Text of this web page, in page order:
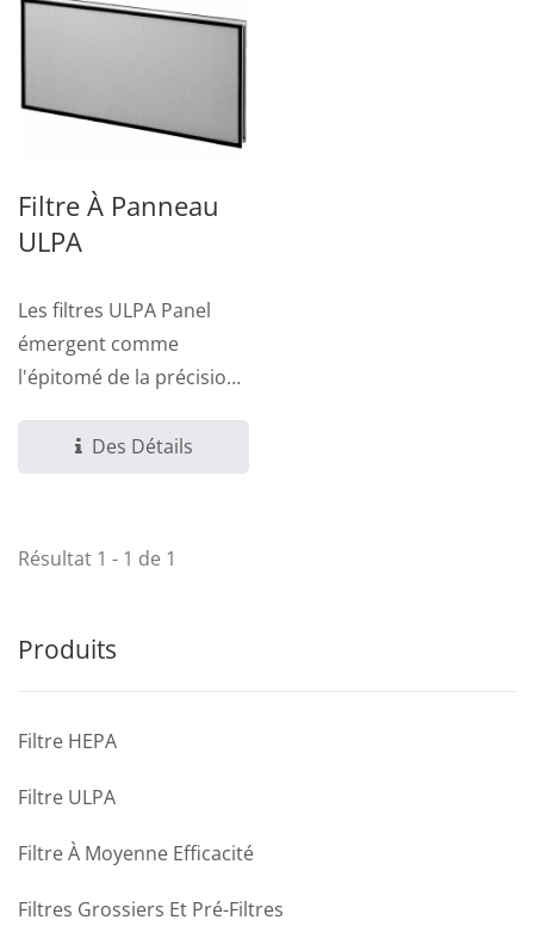
Filtre À Panneau
ULPA
Les filtres ULPA Panel
émergent comme
l'épitomé de la précision
Des Détails
Résultat 1 - 1 de 1
Produits
Filtre HEPA
Filtre ULPA
Filtre À Moyenne Efficacité
Filtres Grossiers Et Pré-Filtres